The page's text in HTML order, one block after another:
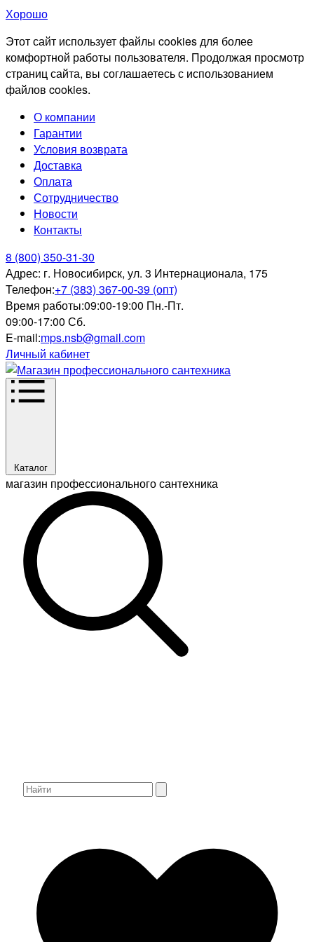
Хорошо
Этот сайт использует файлы cookies для более
комфортной работы пользователя. Продолжая просмотр
страниц сайта, вы соглашаетесь с использованием
файлов cookies.
О компании
Гарантии
Условия возврата
Доставка
Оплата
Сотрудничество
Новости
Контакты
8 (800) 350-31-30
Адрес: г. Новосибирск, ул. 3 Интернационала, 175
Телефон:+7 (383) 367-00-39 (опт)
Время работы:09:00-19:00 Пн.-Пт.
09:00-17:00 Сб.
E-mail:mps.nsb@gmail.com
Личный кабинет
Каталог
магазин профессионального сантехника